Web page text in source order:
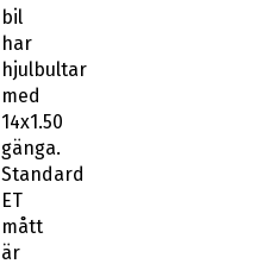
bil
har
hjulbultar
med
14x1.50
gänga.
Standard
ET
mått
är